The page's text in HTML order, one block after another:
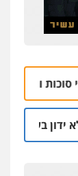
בשב"כ
בגלל